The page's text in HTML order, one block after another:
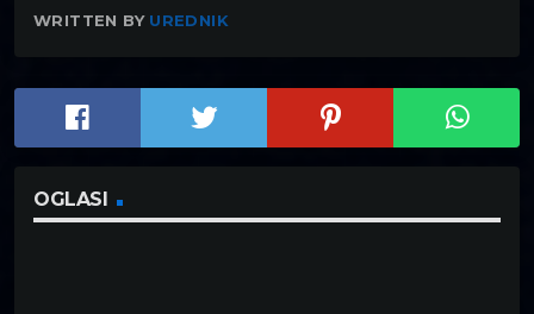
WRITTEN BY UREDNIK
OGLASI